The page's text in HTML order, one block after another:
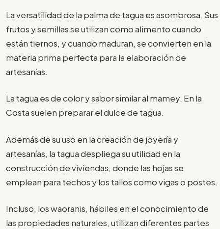
La versatilidad de la palma de tagua es asombrosa. Sus
frutos y semillas se utilizan como alimento cuando
están tiernos, y cuando maduran, se convierten en la
materia prima perfecta para la elaboración de
artesanías.
La tagua es de color y sabor similar al mamey. En la
Costa suelen preparar el dulce de tagua.
Además de su uso en la creación de joyería y
artesanías, la tagua despliega su utilidad en la
construcción de viviendas, donde las hojas se
emplean para techos y los tallos como vigas o postes.
Incluso, los waoranis, hábiles en el conocimiento de
las propiedades naturales, utilizan diferentes partes